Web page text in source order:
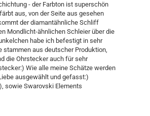
- der Farbton ist superschön
aus, von der Seite aus gesehen
der diamantähnliche Schliff
Mondlicht-ähnlichen Schleier über die
habe ich befestigt in sehr
stammen aus deutscher Produktion,
die Ohrstecker auch für sehr
Wie alle meine Schätze werden
ausgewählt und gefasst:)
sowie Swarovski Elements